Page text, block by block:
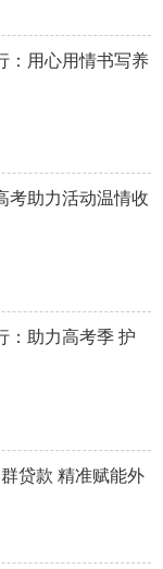
：用心用情书写养
考助力活动温情收
：助力高考季 护
贷款 精准赋能外